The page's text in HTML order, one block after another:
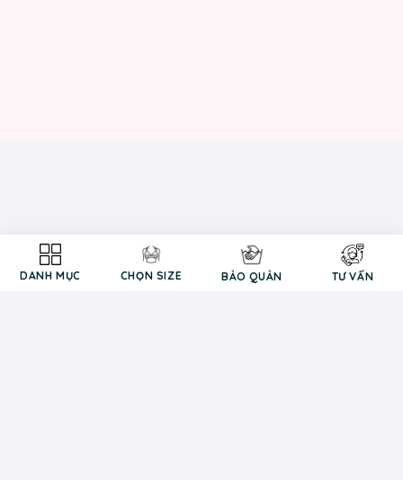
DANH MỤC CHỌN SIZE BẢO QUẢN TƯ VẤN